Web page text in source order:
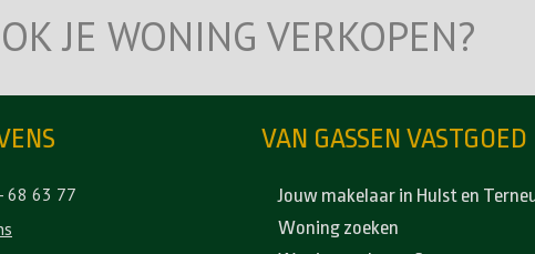
JE WONING VERKOPEN?
68 63 77
VAN GASSEN VASTGOED
Jouw makelaar in Hulst en
Woning zoeken